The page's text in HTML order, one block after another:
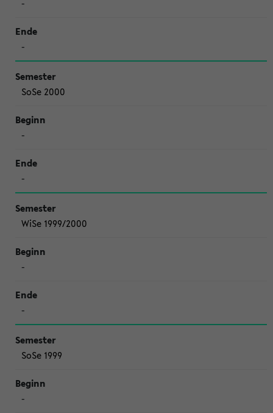
-
-
SoSe 2000
-
-
WiSe 1999/2000
-
-
SoSe 1999
-